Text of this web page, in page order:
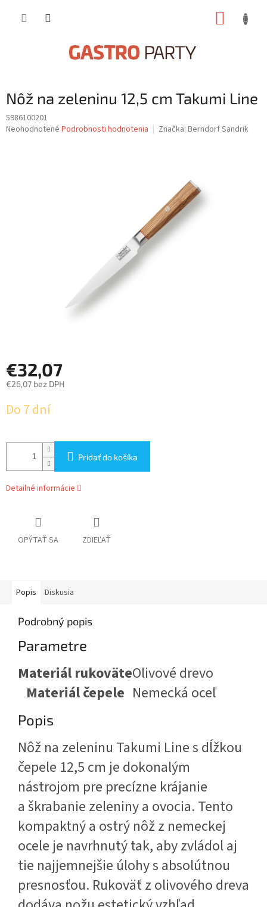
Nôž na zeleninu 12,5 cm Takumi Line
5986100201
Priemerné
Neohodnotené Podrobnosti hodnotenia Značka: Berndorf Sandrik
€32,07
€26,07 bez DPH
cena:
Do 7 dní
Pridať do košíka
Detailné informácie
OPÝTAŤ SA ZDIEĽAŤ
Popis Diskusia
Podrobný popis
Parametre
Materiál rukoväteOlivové drevo
Materiál čepele Nemecká oceľ
Popis
Nôž na zeleninu Takumi Line s dĺžkou
čepele 12,5 cm je dokonalým
nástrojom pre precízne krájanie
a škrabanie zeleniny a ovocia. Tento
kompaktný a ostrý nôž z nemeckej
ocele je navrhnutý tak, aby zvládol aj
tie najjemnejšie úlohy s absolútnou
presnosťou. Rukoväť z olivového dreva